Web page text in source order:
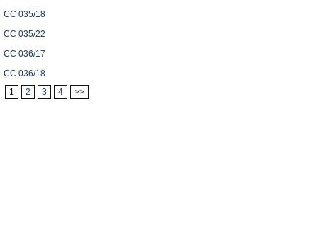
CC 035/18
CC 035/22
CC 036/17
CC 036/18
1
2 3 4 >>